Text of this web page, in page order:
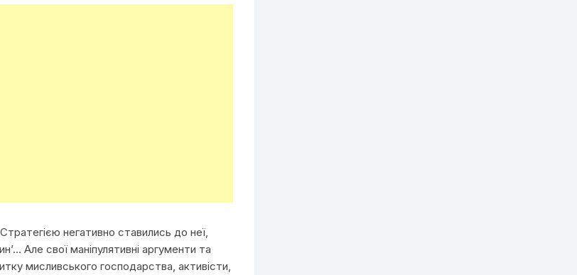
негативно ставились до неї,
Але свої маніпулятивні аргументи та
мисливського господарства, активісти,